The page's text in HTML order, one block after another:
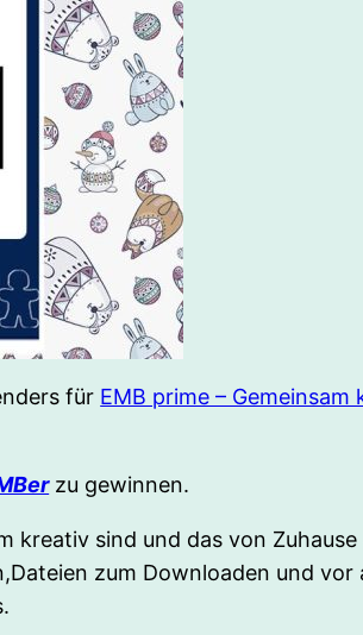
für EMB prime – Gemeinsam
zu gewinnen.
kreativ sind und das von
zum Downloaden und vor